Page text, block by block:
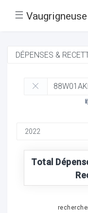
☰ Vaugrigneuse
Total